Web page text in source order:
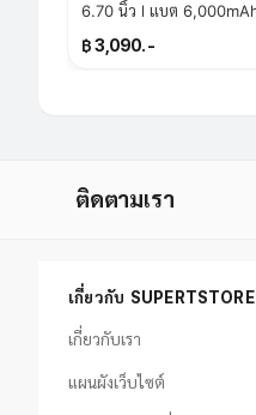
6.70 นิ้ว l แบต 6,000mAh l กล้องหลัง
50MP(By SuperTStore)
฿ 3,090.-
ติดตามเรา
เกี่ยวกับ SUPERTSTORE
เกี่ยวกับเรา
แผนผังเว็บไซต์